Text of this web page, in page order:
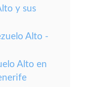
y sus
Alto -
Alto en